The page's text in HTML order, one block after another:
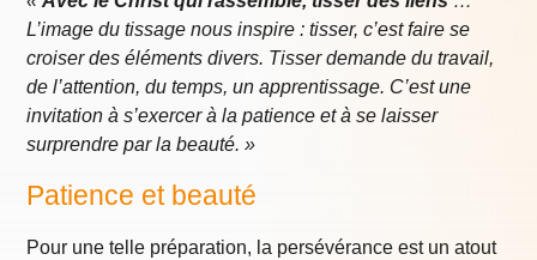
L’image du tissage nous inspire : tisser, c’est faire se
croiser des éléments divers. Tisser demande du travail,
de l’attention, du temps, un apprentissage. C’est une
invitation à s’exercer à la patience et à se laisser
surprendre par la beauté. »
Patience et beauté
Pour une telle préparation, la persévérance est un atout